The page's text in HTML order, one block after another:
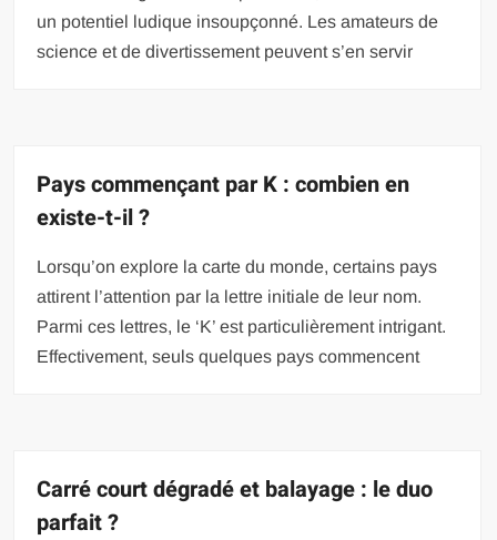
un potentiel ludique insoupçonné. Les amateurs de
science et de divertissement peuvent s’en servir
Pays commençant par K : combien en
existe-t-il ?
Lorsqu’on explore la carte du monde, certains pays
attirent l’attention par la lettre initiale de leur nom.
Parmi ces lettres, le ‘K’ est particulièrement intrigant.
Effectivement, seuls quelques pays commencent
Carré court dégradé et balayage : le duo
parfait ?